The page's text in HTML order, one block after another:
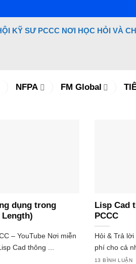
KỸ SƯ PCCC NƠI HỌC HỎI VÀ
NFPA FM Global
dụng trong
Length)
– YouTube Nơi miễn
Cad thông ...
Lisp Cad
PCCC
Hỏi & Trả
phí cho cả
13 BÌNH LUẬN